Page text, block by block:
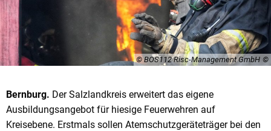
© BOS112 Risc-Management GmbH
Bernburg. Der Salzlandkreis erweitert das eigene
Ausbildungsangebot für hiesige Feuerwehren auf
Kreisebene. Erstmals sollen Atemschutzgeräteträger bei den